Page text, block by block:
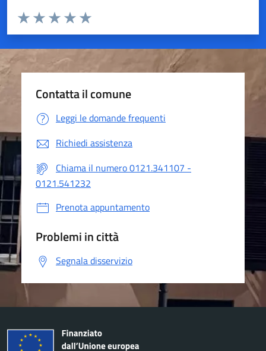
Valuta da 1 a 5 stelle la pagina
Valuta 5 stelle su 5
Valuta 4 stelle su 5
Valuta 3 stelle su 5
Valuta 2 stelle su 5
Valuta 1 stelle su 5
Contatta il comune
Leggi le domande frequenti
Richiedi assistenza
Chiama il numero 0121.341107 -
0121.541232
Prenota appuntamento
Problemi in città
Segnala disservizio